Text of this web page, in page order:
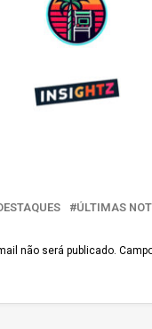
ÚLTIMAS
não será publicado.